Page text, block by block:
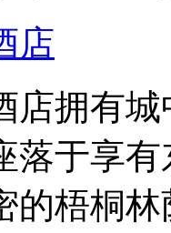
店
店拥有
落于享
的梧桐